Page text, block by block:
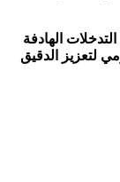
الهادفة
لتعزيز الدقيق